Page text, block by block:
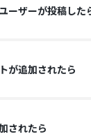
ーザーが投稿した
が追加されたら
されたら